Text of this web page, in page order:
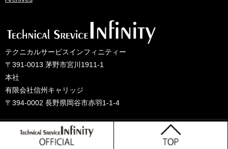
2025年11月
2025年9月
2025年7月
2025年6月
2025年4月
ORC
other
PLUS ONEオイル
TONE工具
テクニカルサービスインフィニティー
〒391-0013 茅野市宮川1911-1
本社
有限会社信州キャリッジ
〒394-0002 長野県岡谷市赤羽1-1-4
© 2025 テクニカルサービスインフィニティーのブログ